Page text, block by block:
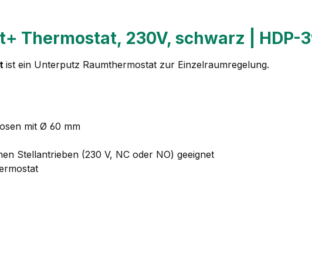
Thermostat, 230V, schwarz | HDP-
ist ein Unterputz Raumthermostat zur Einzelraumregelung.
mit Ø 60 mm
Stellantrieben (230 V, NC oder NO) geeignet